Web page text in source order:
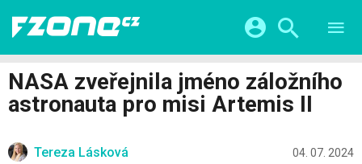
VIDEA
KATEGORIE
CHYTRÁ MĚSTA
ŽIVOT BUDOUCNOSTI
FINTECH
Facebook Google
Twitter Microsoft
NASA zveřejnila jméno záložního
astronauta pro misi Artemis II
Tereza Lásková 04. 07. 2024